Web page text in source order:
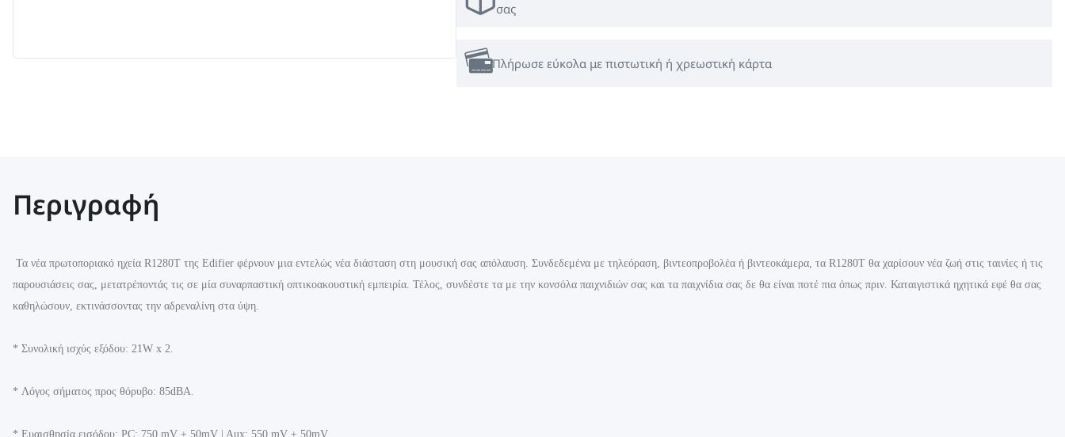
σας
Πλήρωσε εύκολα με πιστωτική ή χρεωστική κάρτα
Περιγραφή
Τα νέα πρωτοποριακό ηχεία R1280Τ της Edifier φέρνουν μια εντελώς νέα διάσταση στη μουσική σας απόλαυση. Συνδεδεμένα με τηλεόραση, βιντεοπροβολέα ή βιντεοκάμερα, τα R1280T θα χαρίσουν νέα ζωή στις ταινίες ή τις
παρουσιάσεις σας, μετατρέποντάς τις σε μία συναρπαστική οπτικοακουστική εμπειρία. Τέλος, συνδέστε τα με την κονσόλα παιχνιδιών σας και τα παιχνίδια σας δε θα είναι ποτέ πια όπως πριν. Καταιγιστικά ηχητικά εφέ θα σας
καθηλώσουν, εκτινάσσοντας την αδρεναλίνη στα ύψη.
* Συνολική ισχύς εξόδου: 21W x 2.
* Λόγος σήματος προς θόρυβο: 85dBA.
* Ευαισθησία εισόδου: PC: 750 mV ± 50mV | Aux: 550 mV ± 50mV.